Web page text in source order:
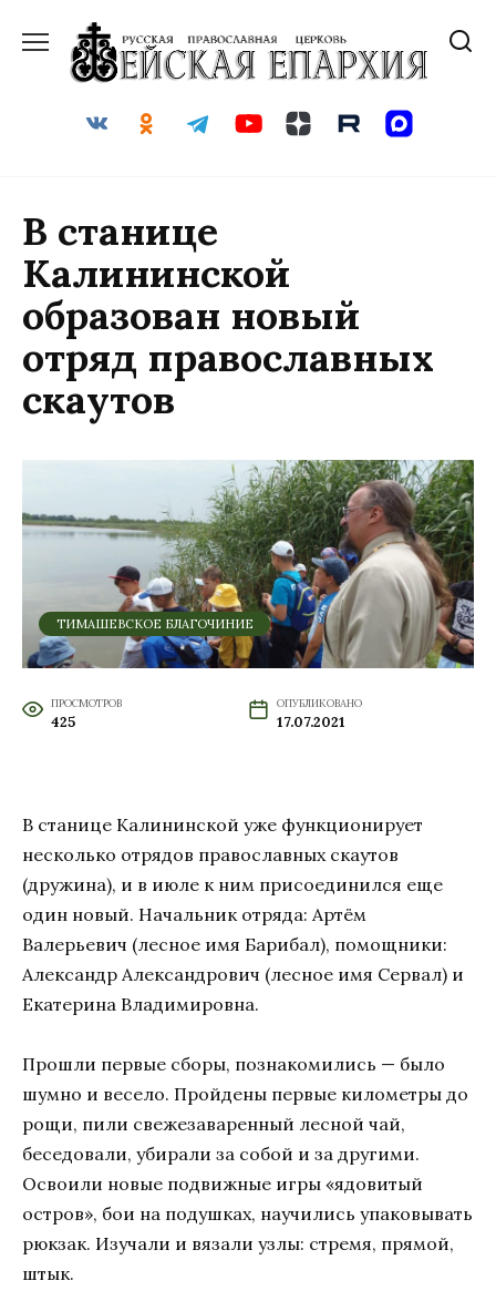
содержанию
В станице
Калининской
образован новый
отряд православных
скаутов
ТИМАШЕВСКОЕ БЛАГОЧИНИЕ
ПРОСМОТРОВ
425
ОПУБЛИКОВАНО
17.07.2021
В станице Калининской уже функционирует
несколько отрядов православных скаутов
(дружина), и в июле к ним присоединился еще
один новый. Начальник отряда: Артём
Валерьевич (лесное имя Барибал), помощники:
Александр Александрович (лесное имя Сервал) и
Екатерина Владимировна.
Прошли первые сборы, познакомились — было
шумно и весело. Пройдены первые километры до
рощи, пили свежезаваренный лесной чай,
беседовали, убирали за собой и за другими.
Освоили новые подвижные игры «ядовитый
остров», бои на подушках, научились упаковывать
рюкзак. Изучали и вязали узлы: стремя, прямой,
штык.